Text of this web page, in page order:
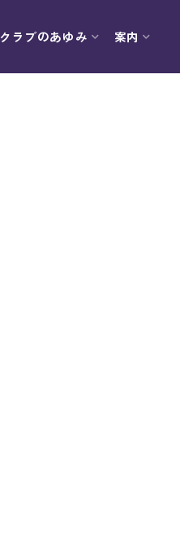
クラブのあゆみ 案内